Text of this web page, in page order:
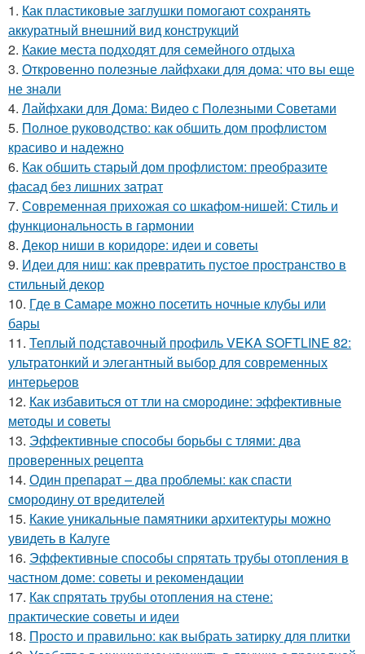
1. Как пластиковые заглушки помогают сохранять
аккуратный внешний вид конструкций
2. Какие места подходят для семейного отдыха
3. Откровенно полезные лайфхаки для дома: что вы еще
не знали
4. Лайфхаки для Дома: Видео с Полезными Советами
5. Полное руководство: как обшить дом профлистом
красиво и надежно
6. Как обшить старый дом профлистом: преобразите
фасад без лишних затрат
7. Современная прихожая со шкафом-нишей: Стиль и
функциональность в гармонии
8. Декор ниши в коридоре: идеи и советы
9. Идеи для ниш: как превратить пустое пространство в
стильный декор
10. Где в Самаре можно посетить ночные клубы или
бары
11. Теплый подставочный профиль VEKA SOFTLINE 82:
ультратонкий и элегантный выбор для современных
интерьеров
12. Как избавиться от тли на смородине: эффективные
методы и советы
13. Эффективные способы борьбы с тлями: два
проверенных рецепта
14. Один препарат – два проблемы: как спасти
смородину от вредителей
15. Какие уникальные памятники архитектуры можно
увидеть в Калуге
16. Эффективные способы спрятать трубы отопления в
частном доме: советы и рекомендации
17. Как спрятать трубы отопления на стене:
практические советы и идеи
18. Просто и правильно: как выбрать затирку для плитки